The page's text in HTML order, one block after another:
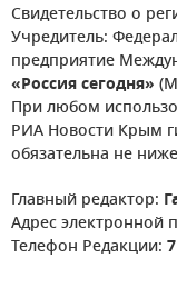
Свидетельство о
Учредитель:
предприятие
«Россия сегодня»
При любом
РИА Новости Крым
обязательна не
Главный редактор:
Адрес электронной
Телефон Редакции: